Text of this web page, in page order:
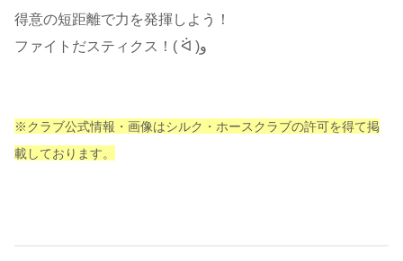
得意の短距離で力を発揮しよう！
ファイトだスティクス！( ᐛ )و
※クラブ公式情報・画像はシルク・ホースクラブの許可を得て掲
載しております。